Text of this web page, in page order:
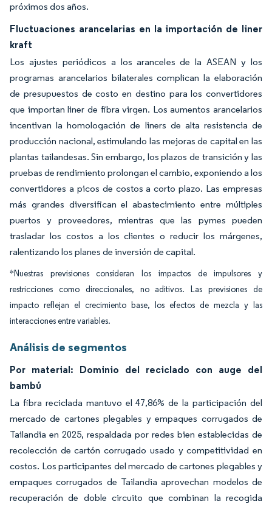
próximos dos años.
Fluctuaciones arancelarias en la importación de liner
kraft
Los ajustes periódicos a los aranceles de la ASEAN y los
programas arancelarios bilaterales complican la elaboración
de presupuestos de costo en destino para los convertidores
que importan liner de fibra virgen. Los aumentos arancelarios
incentivan la homologación de liners de alta resistencia de
producción nacional, estimulando las mejoras de capital en las
plantas tailandesas. Sin embargo, los plazos de transición y las
pruebas de rendimiento prolongan el cambio, exponiendo a los
convertidores a picos de costos a corto plazo. Las empresas
más grandes diversifican el abastecimiento entre múltiples
puertos y proveedores, mientras que las pymes pueden
trasladar los costos a los clientes o reducir los márgenes,
ralentizando los planes de inversión de capital.
*Nuestras previsiones consideran los impactos de impulsores y
restricciones como direccionales, no aditivos. Las previsiones de
impacto reflejan el crecimiento base, los efectos de mezcla y las
interacciones entre variables.
Análisis de segmentos
Por material: Dominio del reciclado con auge del
bambú
La fibra reciclada mantuvo el 47,86% de la participación del
mercado de cartones plegables y empaques corrugados de
Tailandia en 2025, respaldada por redes bien establecidas de
recolección de cartón corrugado usado y competitividad en
costos. Los participantes del mercado de cartones plegables y
empaques corrugados de Tailandia aprovechan modelos de
recuperación de doble circuito que combinan la recogida